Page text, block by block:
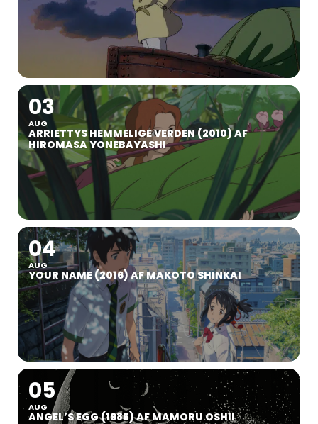
03
AUG
ARRIETTYS HEMMELIGE VERDEN (2010) AF
HIROMASA YONEBAYASHI
04
AUG
YOUR NAME (2016) AF MAKOTO SHINKAI
05
AUG
ANGEL’S EGG (1985) AF MAMORU OSHII